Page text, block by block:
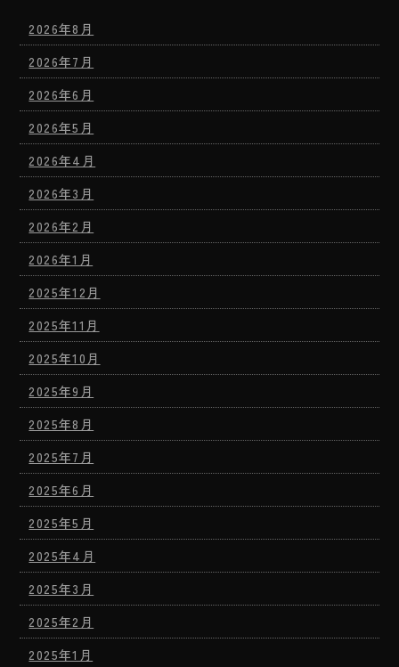
2026年8月
2026年7月
2026年6月
2026年5月
2026年4月
2026年3月
2026年2月
2026年1月
2025年12月
2025年11月
2025年10月
2025年9月
2025年8月
2025年7月
2025年6月
2025年5月
2025年4月
2025年3月
2025年2月
2025年1月